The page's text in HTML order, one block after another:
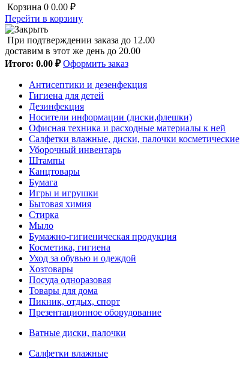
Корзина 0 0.00 ₽
Перейти в корзину
При подтверждении заказа до 12.00
доставим в этот же день до 20.00
Итого: 0.00 ₽ Оформить заказ
Антисептики и дезенфекция
Гигиена для детей
Дезинфекция
Носители информации (диски,флешки)
Офисная техника и расходные материалы к ней
Салфетки влажные, диски, палочки косметические
Уборочный инвентарь
Штампы
Канцтовары
Бумага
Игры и игрушки
Бытовая химия
Стирка
Мыло
Бумажно-гигиеническая продукция
Косметика, гигиена
Уход за обувью и одеждой
Хозтовары
Посуда одноразовая
Товары для дома
Пикник, отдых, спорт
Презентационное оборудование
Ватные диски, палочки
Салфетки влажные